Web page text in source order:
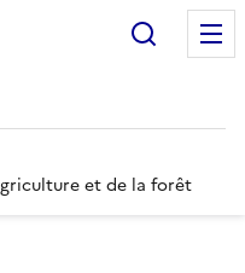
et de la forêt